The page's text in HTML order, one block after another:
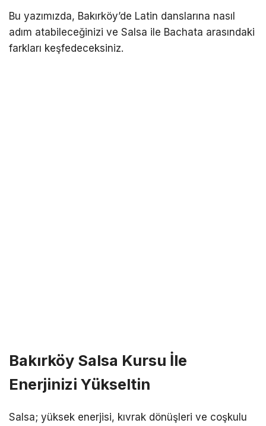
Bu yazımızda, Bakırköy’de Latin danslarına nasıl
adım atabileceğinizi ve Salsa ile Bachata arasındaki
farkları keşfedeceksiniz.
Bakırköy Salsa Kursu İle
Enerjinizi Yükseltin
Salsa; yüksek enerjisi, kıvrak dönüşleri ve coşkulu